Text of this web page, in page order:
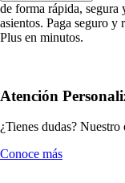
de forma rápida,
asientos. Paga seguro y
Plus en minutos.
Atención
¿Tienes dudas?
Conoce más